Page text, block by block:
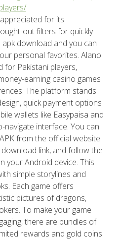
for its
out filters for quickly
download and you can
personal favorites. Alano
for Pakistani players,
earning casino games
The platform stands
quick payment options
wallets like Easypaisa and
navigate interface. You can
from the official website.
link, and follow the
your Android device. This
simple storylines and
Each game offers
pictures of dragons,
To make your game
there are bundles of
rewards and gold coins.